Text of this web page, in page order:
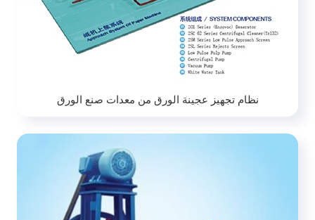
نظام تجهيز عجينة الورق من معدات صنع الورق